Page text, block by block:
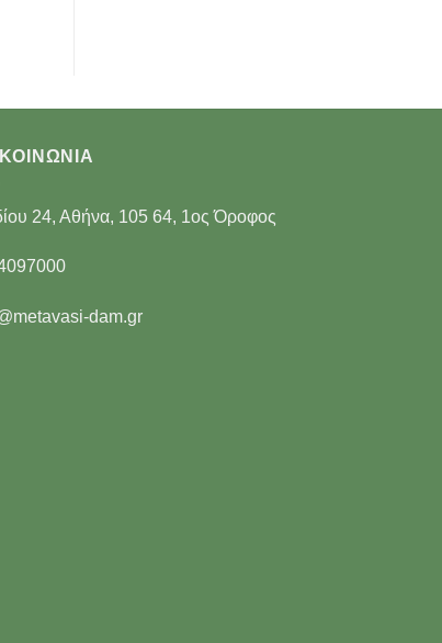
24, Αθήνα, 105 64, 1ος Όροφος
dam.gr